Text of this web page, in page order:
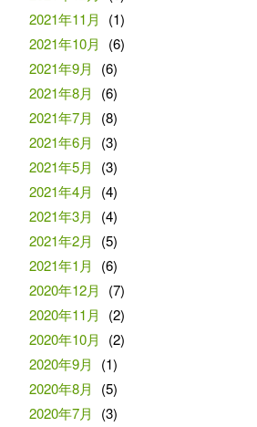
2021年11月
(1)
2021年10月
(6)
2021年9月
(6)
2021年8月
(6)
2021年7月
(8)
2021年6月
(3)
2021年5月
(3)
2021年4月
(4)
2021年3月
(4)
2021年2月
(5)
2021年1月
(6)
2020年12月
(7)
2020年11月
(2)
2020年10月
(2)
2020年9月
(1)
2020年8月
(5)
2020年7月
(3)